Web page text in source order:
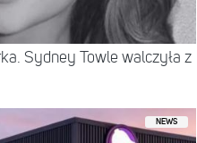
Sydney Towle walczyła z
NEWS